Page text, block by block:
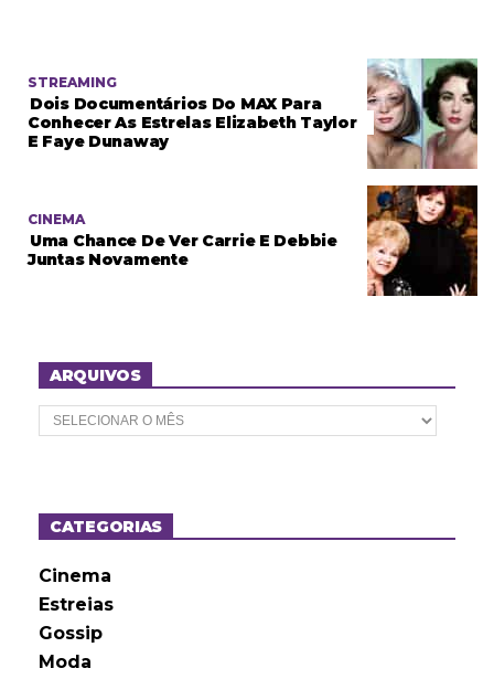
STREAMING
Dois Documentários Do MAX Para
Conhecer As Estrelas Elizabeth Taylor
E Faye Dunaway
CINEMA
Uma Chance De Ver Carrie E Debbie
Juntas Novamente
ARQUIVOS
A
r
o
sCATEGORIAS
Cinema
Estreias
Gossip
Moda